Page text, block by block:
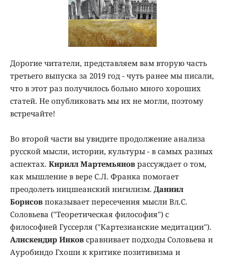
Дорогие читатели, представляем вам вторую часть
третьего выпуска за 2019 год - чуть ранее мы писали,
что в этот раз получилось больно много хороших
статей. Не опубликовать мы их не могли, поэтому
встречайте!
Во второй части вы увидите продолжение анализа
русской мысли, истории, культуры - в самых разных
аспектах. Кирилл Мартемьянов рассуждает о том,
как мышление в вере С.Л. Франка помогает
преодолеть ницшеанский нигилизм. Даниил
Борисов показывает пересечения мысли Вл.С.
Соловьева ("Теоретическая философия") с
философией Гуссерля ("Картезианские медитации").
Алискендир Инков сравнивает подходы Соловьева и
Ауробиндо Гхоши к критике позитивизма и